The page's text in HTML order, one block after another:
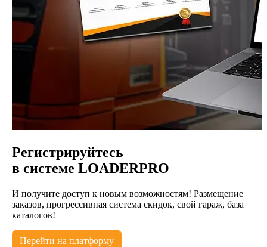
Регистрируйтесь
в системе LOADERPRO
И получите доступ к новым возможностям! Размещение
заказов, прогрессивная система скидок, свой гараж, база
каталогов!
Перейти на платформу